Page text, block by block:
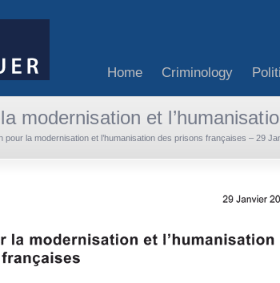
Home Criminology
modernisation et
pour la modernisation et l’humanisation des prisons françaises – 29